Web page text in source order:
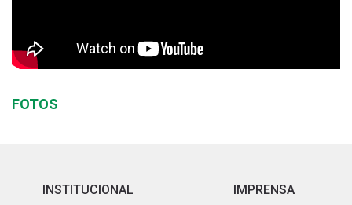
FOTOS
INSTITUCIONAL IMPRENSA